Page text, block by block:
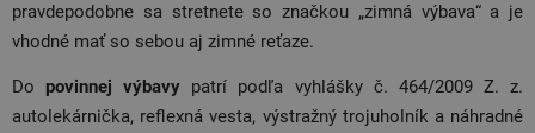
pravdepodobne sa stretnete so značkou „zimná výbava“ a je
vhodné mať so sebou aj zimné reťaze.
Do povinnej výbavy patrí podľa vyhlášky č. 464/2009 Z. z.
autolekárnička, reflexná vesta, výstražný trojuholník a náhradné